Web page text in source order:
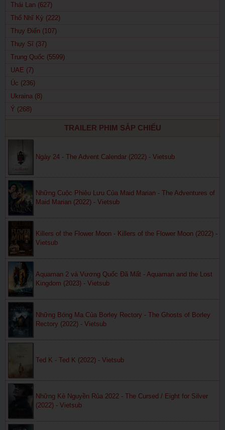
Thái Lan (627)
Thổ Nhĩ Kỳ (222)
Thụy Điển (107)
Thụy Sĩ (37)
Trung Quốc (5599)
UAE (7)
Úc (236)
Ukraina (8)
Ý (268)
TRAILER PHIM SẮP CHIẾU
Ngày 24 - The Advent Calendar (2022) - Vietsub
Những Cuộc Phiêu Lưu Của Maid Marian - The Adventures of
Maid Marian (2022) - Vietsub
Killers of the Flower Moon - Killers of the Flower Moon (2022) -
Vietsub
Aquaman 2 và Vương Quốc Đã Mất - Aquaman and the Lost
Kingdom (2023) - Vietsub
Những Bóng Ma Của Borley Rectory - The Ghosts of Borley
Rectory (2022) - Vietsub
Ted K - Ted K (2022) - Vietsub
Những Kẻ Nguyền Rủa 2022 - The Cursed / Eight for Silver
(2022) - Vietsub